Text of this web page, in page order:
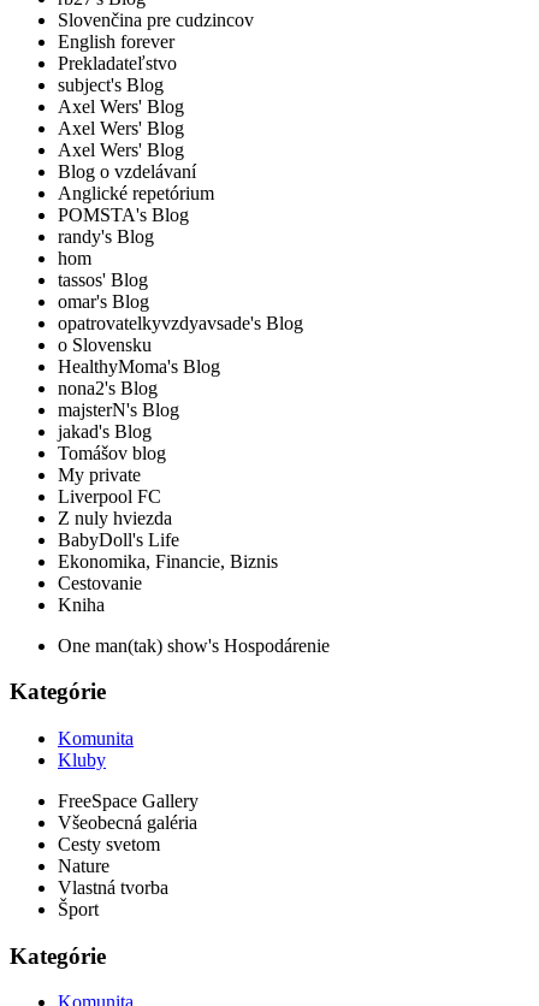
Slovenčina pre cudzincov
English forever
Prekladateľstvo
subject's Blog
Axel Wers' Blog
Axel Wers' Blog
Axel Wers' Blog
Blog o vzdelávaní
Anglické repetórium
POMSTA's Blog
randy's Blog
hom
tassos' Blog
omar's Blog
opatrovatelkyvzdyavsade's Blog
o Slovensku
HealthyMoma's Blog
nona2's Blog
majsterN's Blog
jakad's Blog
Tomášov blog
My private
Liverpool FC
Z nuly hviezda
BabyDoll's Life
Ekonomika, Financie, Biznis
Cestovanie
Kniha
One man(tak) show's Hospodárenie
Kategórie
Komunita
Kluby
FreeSpace Gallery
Všeobecná galéria
Cesty svetom
Nature
Vlastná tvorba
Šport
Kategórie